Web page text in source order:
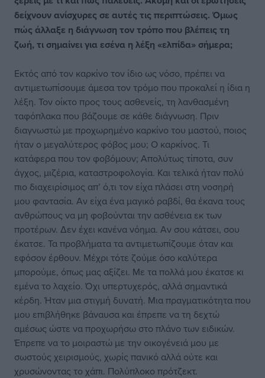
δείχνουν ανίσχυρες σε αυτές τις περιπτώσεις. Όμως
πώς άλλαξε η διάγνωση τον τρόπο που βλέπεις τη
ζωή, τι σημαίνει για εσένα η λέξη «ελπίδα» σήμερα;
Εκτός από τον καρκίνο τον ίδιο ως νόσο, πρέπει να
αντιμετωπίσουμε άμεσα τον τρόμο που προκαλεί η ίδια η
λέξη. Τον οίκτο προς τους ασθενείς, τη λανθασμένη
ταφόπλακα που βάζουμε σε κάθε διάγνωση. Πριν
διαγνωστώ με προχωρημένο καρκίνο του μαστού, ποιος
ήταν ο μεγαλύτερος φόβος μου; Ο καρκίνος. Τι
κατάφερα που τον φοβόμουν; Απολύτως τίποτα, συν
άγχος, μιζέρια, καταστροφολογία. Και τελικά ήταν πολύ
πιο διαχειρίσιμος απ’ ό,τι τον είχα πλάσει στη νοσηρή
μου φαντασία. Αν είχα ένα μαγικό ραβδί, θα έκανα τους
ανθρώπους να μη φοβούνται την ασθένεια εκ των
προτέρων. Δεν έχει κανένα νόημα. Αν σου κάτσει, σου
έκατσε. Τα προβλήματα τα αντιμετωπίζουμε όταν και
εφόσον έρθουν. Μέχρι τότε ζούμε όσο καλύτερα
μπορούμε, όπως μας αξίζει. Με τα πολλά μου έκατσε κι
εμένα το λαχείο. Όχι υπερτυχερός, αλλά σημαντικά
κέρδη. Ήταν μια στιγμή δυνατή. Μια πραγματικότητα που
μου επιβλήθηκε βάναυσα και έπρεπε να τη δεχτώ
αμέσως ώστε να προχωρήσω στο πλάνο των ειδικών.
Έπρεπε να το μοιραστώ με την οικογένειά μου με
σωστούς χειρισμούς, χωρίς πανικό αλλά ούτε και
χρυσώνοντας το χάπι. Πολύπλοκο πρότζεκτ.